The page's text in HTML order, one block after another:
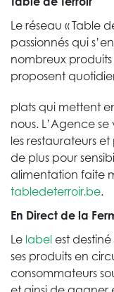
Le réseau « Table
passionnés qui
nombreux
proposent
plats qui mettent
nous. L’Agence
les restaurateurs
de plus pour
alimentation faite
tabledeterroir.be.
En Direct de la
Le label est
ses produits en
consommateurs